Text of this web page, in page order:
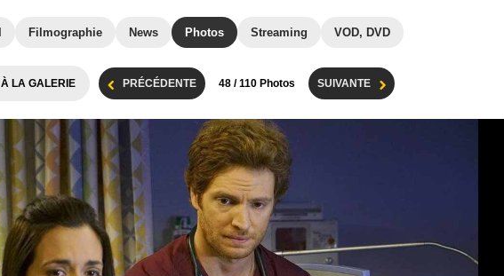
Filmographie News Photos Streaming VOD, DVD
À LA GALERIE PRÉCÉDENTE 48 / 110 Photos SUIVANTE